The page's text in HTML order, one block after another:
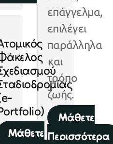
επάγγελμα,
επιλέγει
παράλληλα
και
τρόπο
ζωής.
Μάθετε
Περισσότερα
Μάθετε